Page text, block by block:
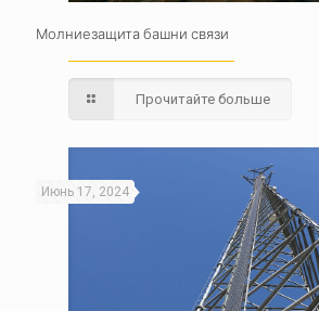
Молниезащита башни связи
Прочитайте больше
Июнь 17, 2024